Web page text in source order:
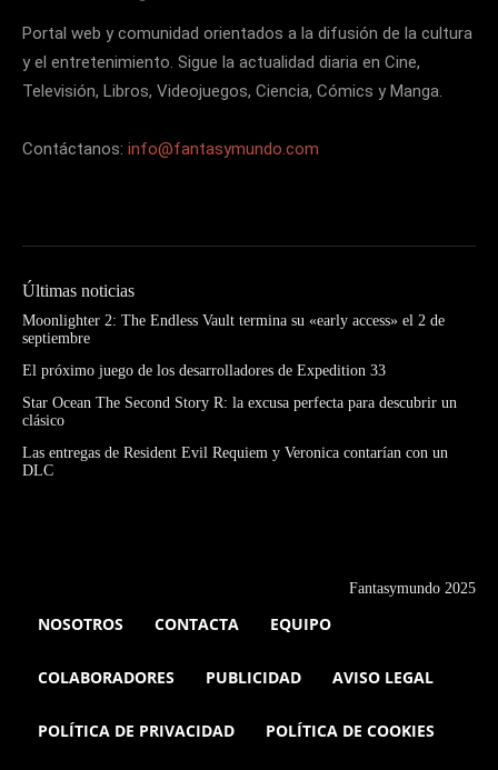
Portal web y comunidad orientados a la difusión de la cultura
y el entretenimiento. Sigue la actualidad diaria en Cine,
Televisión, Libros, Videojuegos, Ciencia, Cómics y Manga.
Contáctanos: info@fantasymundo.com
Últimas noticias
Moonlighter 2: The Endless Vault termina su «early access» el 2 de
septiembre
El próximo juego de los desarrolladores de Expedition 33
Star Ocean The Second Story R: la excusa perfecta para descubrir un
clásico
Las entregas de Resident Evil Requiem y Veronica contarían con un
DLC
Fantasymundo 2025
NOSOTROS CONTACTA EQUIPO
COLABORADORES PUBLICIDAD AVISO LEGAL
POLÍTICA DE PRIVACIDAD POLÍTICA DE COOKIES